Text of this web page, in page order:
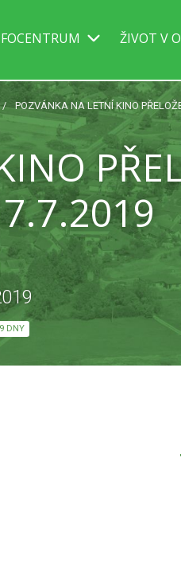
ŽIVOT V
POZVÁNKA NA LETNÍ KINO
DNY